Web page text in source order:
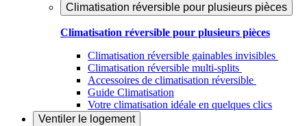
Climatisation réversible pour plusieurs pièces
Climatisation réversible pour plusieurs pièces
Climatisation réversible gainables invisibles
Climatisation réversible multi-splits
Accessoires de climatisation réversible
Guide Climatisation
Votre climatisation idéale en quelques clics
Ventiler le logement